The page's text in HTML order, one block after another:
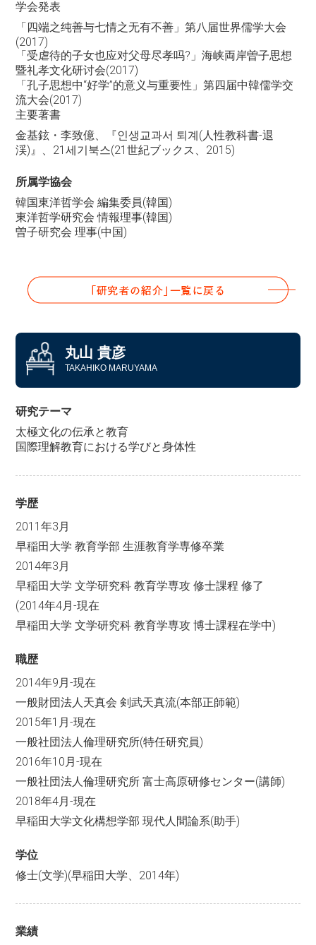
学会発表
「四端之纯善与七情之无有不善」第八届世界儒学大会
(2017)
「受虐待的子女也应对父母尽孝吗?」海峡両岸曽子思想
暨礼孝文化研讨会(2017)
「孔子思想中“好学”的意义与重要性」第四届中韓儒学交
流大会(2017)
主要著書
金基鉉・李致億、『인생교과서 퇴계(人性教科書-退
渓)』、21세기북스(21世紀ブックス、2015)
所属学協会
韓国東洋哲学会 編集委員(韓国)
東洋哲学研究会 情報理事(韓国)
曽子研究会 理事(中国)
丸山 貴彦
TAKAHIKO MARUYAMA
研究テーマ
太極文化の伝承と教育
国際理解教育における学びと身体性
学歴
2011年3月
早稲田大学 教育学部 生涯教育学専修卒業
2014年3月
早稲田大学 文学研究科 教育学専攻 修士課程 修了
(2014年4月-現在
早稲田大学 文学研究科 教育学専攻 博士課程在学中)
職歴
2014年9月-現在
一般財団法人天真会 剣武天真流(本部正師範)
2015年1月-現在
一般社団法人倫理研究所(特任研究員)
2016年10月-現在
一般社団法人倫理研究所 富士高原研修センター(講師)
2018年4月-現在
早稲田大学文化構想学部 現代人間論系(助手)
学位
修士(文学)(早稲田大学、2014年)
業績